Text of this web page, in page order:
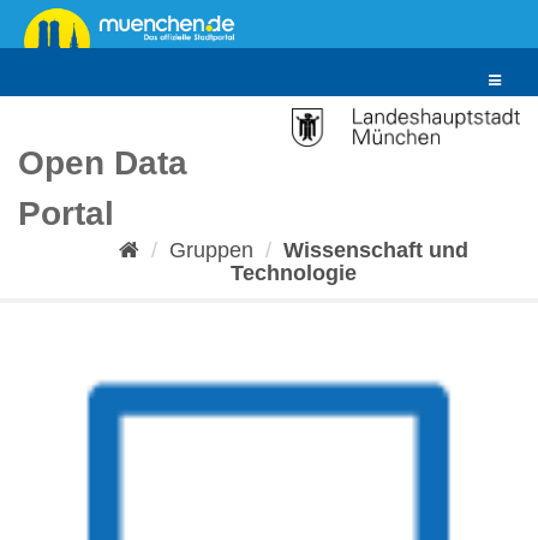
Überspringen
zum
Toggle
Open Data
Portal
Gruppen
Wissenschaft und
Technologie